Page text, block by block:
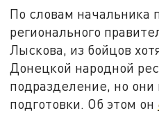
По словам начальника
регионального
Лыскова, из бойцов
Донецкой народной
подразделение, но
подготовки. Об этом он